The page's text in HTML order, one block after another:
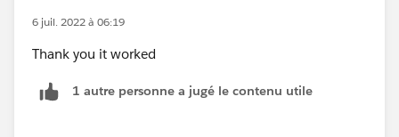
6 juil. 2022 à 06:19
Thank you it worked
1 autre personne a jugé le contenu utile